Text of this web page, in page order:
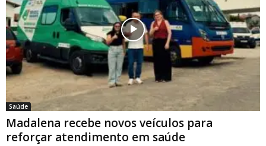
Saúde
Madalena recebe novos veículos para
reforçar atendimento em saúde